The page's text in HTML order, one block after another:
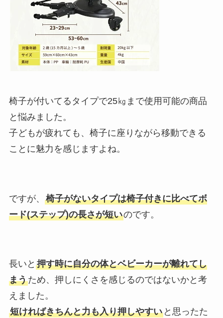
椅子が付いてるタイプで25㎏まで使用可能の商品
と悩みました。
子どもが疲れても、椅子に座りながら移動できる
ことに魅力を感じますよね。
ですが、 椅子がないタイプは椅子付きに比べてボ
ード(ステップ)の長さが短いのです。
長いと 押す時に自分の体とベビーカーが離れてし
まうため、押しにくさを感じるのではないかと考
えました。
短ければきちんと力も入り押しやすいと思ったた